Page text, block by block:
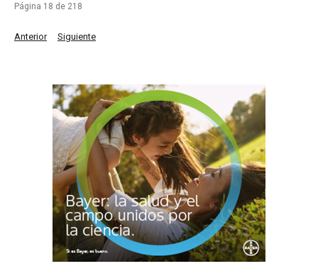
Página 18 de 218
Anterior Siguiente